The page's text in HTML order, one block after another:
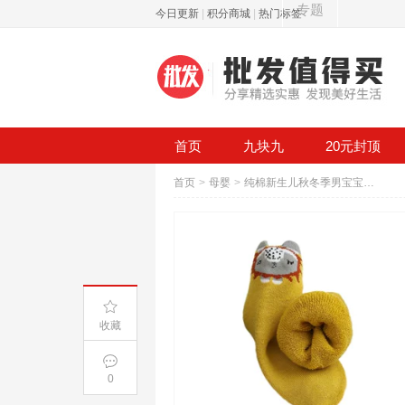
今日更新 积分商城 热门标签
首页 九块九 20元封顶
首页 > 母婴 > 纯棉新生儿秋冬季男宝宝婴儿袜子
收藏
0
专题